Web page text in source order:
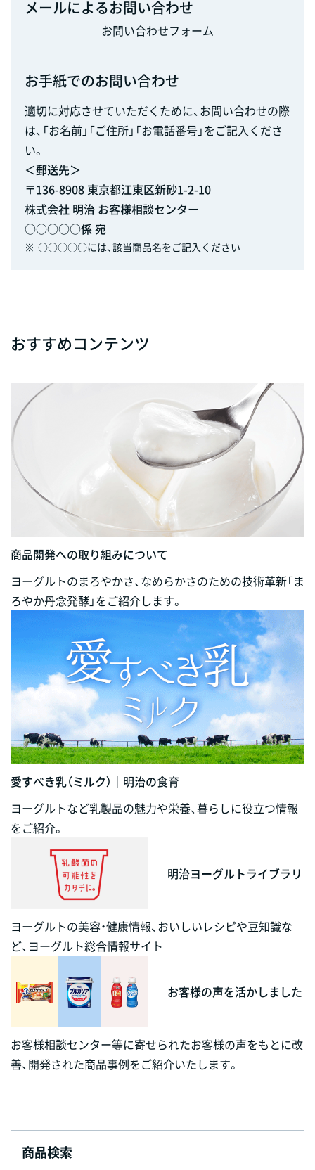
メールによるお問い合わせ
お問い合わせフォーム
お手紙でのお問い合わせ
適切に対応させていただくために、お問い合わせの際
は、「お名前」「ご住所」「お電話番号」をご記入くださ
い。
＜郵送先＞
〒136-8908 東京都江東区新砂1-2-10
株式会社 明治 お客様相談センター
○○○○○係 宛
※ ○○○○○には、該当商品名をご記入ください
おすすめコンテンツ
商品開発への取り組みについて
ヨーグルトのまろやかさ、なめらかさのための技術革新「ま
ろやか丹念発酵」をご紹介します。
愛すべき乳（ミルク）｜明治の食育
ヨーグルトなど乳製品の魅力や栄養、暮らしに役立つ情報
をご紹介。
明治ヨーグルトライブラリ
ヨーグルトの美容・健康情報、おいしいレシピや豆知識な
ど、ヨーグルト総合情報サイト
お客様の声を活かしました
お客様相談センター等に寄せられたお客様の声をもとに改
善、開発された商品事例をご紹介いたします。
商品検索